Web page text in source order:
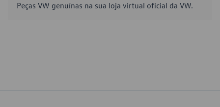
Peças VW genuínas na sua loja virtual oficial da VW.